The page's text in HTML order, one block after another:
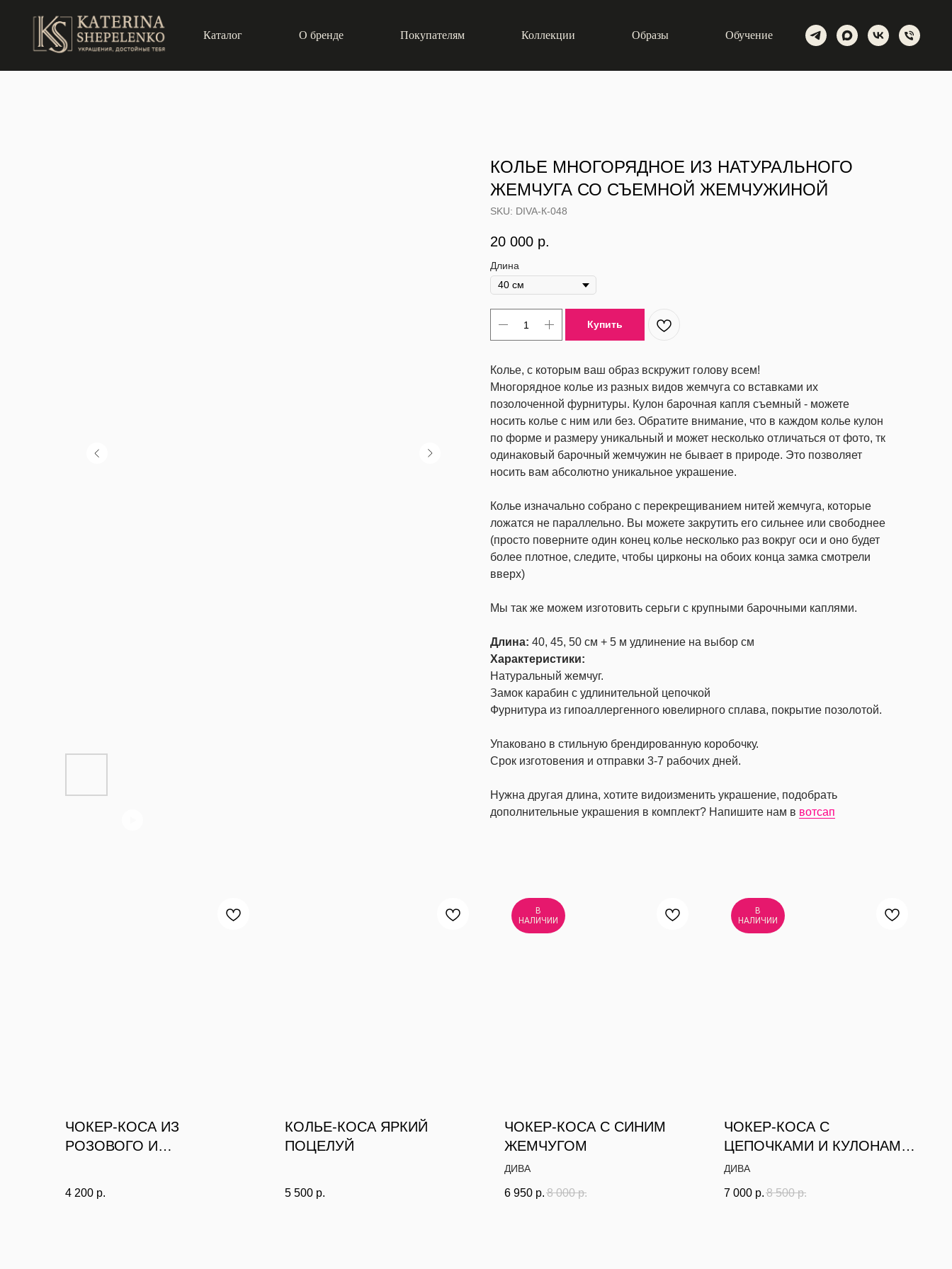
Каталог О бренде Покупателям Коллекции Образы Обучение
КОЛЬЕ МНОГОРЯДНОЕ ИЗ НАТУРАЛЬНОГО
ЖЕМЧУГА СО СЪЕМНОЙ ЖЕМЧУЖИНОЙ
SKU: DIVA-К-048
20 000 р.
Длина
Купить
Колье, с которым ваш образ вскружит голову всем!
Многорядное колье из разных видов жемчуга со вставками их
позолоченной фурнитуры. Кулон барочная капля съемный - можете
носить колье с ним или без. Обратите внимание, что в каждом колье кулон
по форме и размеру уникальный и может несколько отличаться от фото, тк
одинаковый барочный жемчужин не бывает в природе. Это позволяет
носить вам абсолютно уникальное украшение.
Колье изначально собрано с перекрещиванием нитей жемчуга, которые
ложатся не параллельно. Вы можете закрутить его сильнее или свободнее
(просто поверните один конец колье несколько раз вокруг оси и оно будет
более плотное, следите, чтобы цирконы на обоих конца замка смотрели
вверх)
Мы так же можем изготовить серьги с крупными барочными каплями.
Длина: 40, 45, 50 см + 5 м удлинение на выбор см
Характеристики:
Натуральный жемчуг.
Замок карабин с удлинительной цепочкой
Фурнитура из гипоаллергенного ювелирного сплава, покрытие позолотой.
Упаковано в стильную брендированную коробочку.
Срок изготовения и отправки 3-7 рабочих дней.
Нужна другая длина, хотите видоизменить украшение, подобрать
дополнительные украшения в комплект? Напишите нам в вотсап
ЧОКЕР-КОСА ИЗ
РОЗОВОГО И
ЦЕПОЧКАМИ
4 200 р.
КОЛЬЕ-КОСА ЯРКИЙ
ПОЦЕЛУЙ
5 500 р.
В
НАЛИЧИИ
ЧОКЕР-КОСА С СИНИМ
ЖЕМЧУГОМ
ДИВА
6 950 р. 8 000 р.
В
НАЛИЧИИ
ЧОКЕР-КОСА С
ЦЕПОЧКАМИ И КУЛОНАМИ
В МОРСКОМ СТИЛЕ
ДИВА
7 000 р. 8 500 р.